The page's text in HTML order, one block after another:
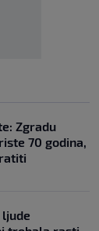
Zgradu
70 godina,
ljude